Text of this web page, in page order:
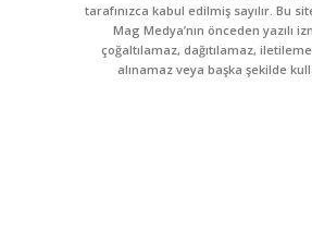
tarafınızca kabul edilmiş sayılır. Bu
Mag Medya’nın önceden yazılı
çoğaltılamaz, dağıtılamaz,
alınamaz veya başka şekilde